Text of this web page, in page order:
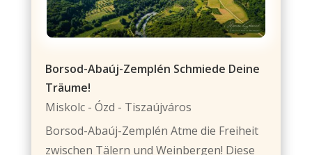
Borsod-Abaúj-Zemplén Schmiede Deine
Träume!
Miskolc - Ózd - Tiszaújváros
Borsod-Abaúj-Zemplén Atme die Freiheit
zwischen Tälern und Weinbergen! Diese